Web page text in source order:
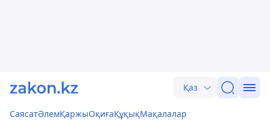
Қаз
СаясатӘлемҚаржыОқиғаҚұқықМақалалар